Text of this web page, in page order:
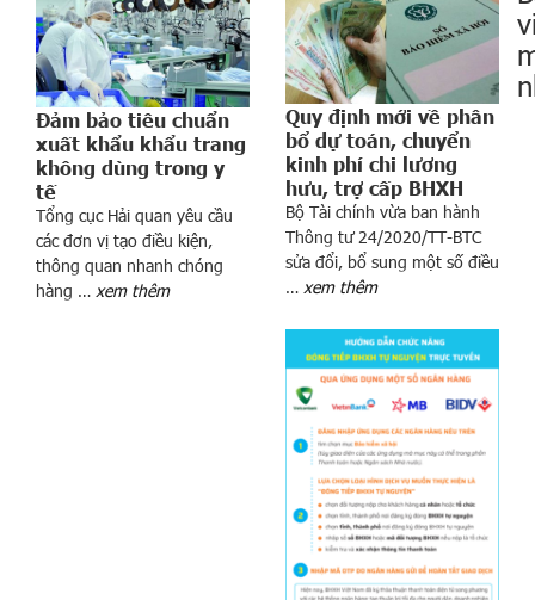
Đảm bảo tiêu chuẩn
xuất khẩu khẩu trang
không dùng trong y
tế
Tổng cục Hải quan yêu cầu
các đơn vị tạo điều kiện,
thông quan nhanh chóng
hàng … xem thêm
Quy định mới về phân
bổ dự toán, chuyển
kinh phí chi lương
hưu, trợ cấp BHXH
Bộ Tài chính vừa ban hành
Thông tư 24/2020/TT-BTC
sửa đổi, bổ sung một số điều
… xem thêm